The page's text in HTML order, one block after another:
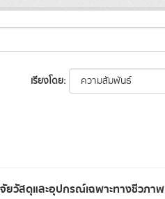
เรียงโดย
วัสดุและอุปกรณ์เฉพาะทางชีวภาพ